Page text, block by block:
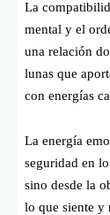
La
mental y el
una relación
lunas que
con energías
La energía
seguridad en
sino desde la
lo que siente y